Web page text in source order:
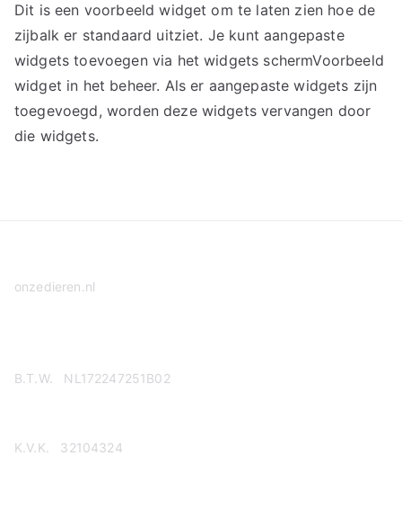
Dit is een voorbeeld widget om te laten zien hoe de
zijbalk er standaard uitziet. Je kunt aangepaste
widgets toevoegen via het widgets schermVoorbeeld
widget in het beheer. Als er aangepaste widgets zijn
toegevoegd, worden deze widgets vervangen door
die widgets.
onzedieren.nl
B.T.W. NL172247251B02
K.V.K. 32104324